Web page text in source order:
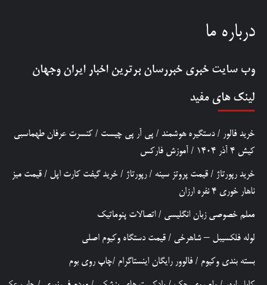
درباره ما
وب سایت خبری خبررسان برترین اخبار ایران وجهان
لینک های مفید
خرید فالور / دستگیره هوشمند / پی آر پی چیست / کنسرت عرفان طهماسبی
کیش 4 آذر 1404
/ آموزش فارکس
خرید رپورتاژ / قیمت پروتز سینه /رپورتاژ / خرید گیفت کارت اپل / قیمت میز
ناهار خوری 4 نفره ارزان
معلم خصوصی زبان انگلیسی / اتصالات پنوماتیک
لوله فلکسیبل – شاهرخی / قیمت دستگاه وکیوم اصلی
بسته بندی وکیوم / فالوور رایگان اینستاگرام /چاپ روی بوم